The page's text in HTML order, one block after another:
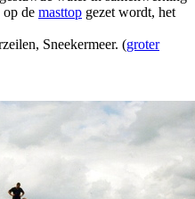
op de masttop gezet wordt, het
Sneekermeer. (groter